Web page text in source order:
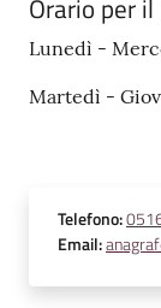
Orario per
Lunedì -
Martedì -
Telefono:
Email: